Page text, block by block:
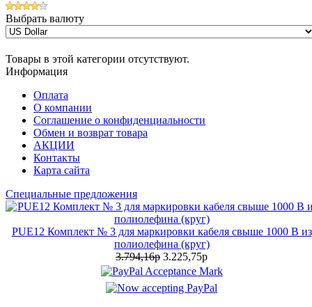
Выбрать валюту
Товары в этой категории отсутствуют.
Информация
Оплата
О компании
Соглашение о конфиденциальности
Обмен и возврат товара
АКЦИИ
Контакты
Карта сайта
Специальные предложения
PUE12 Комплект № 3 для маркировки кабеля свыше 1000 В из
полиолефина (круг)
3.794,16р 3.225,75р